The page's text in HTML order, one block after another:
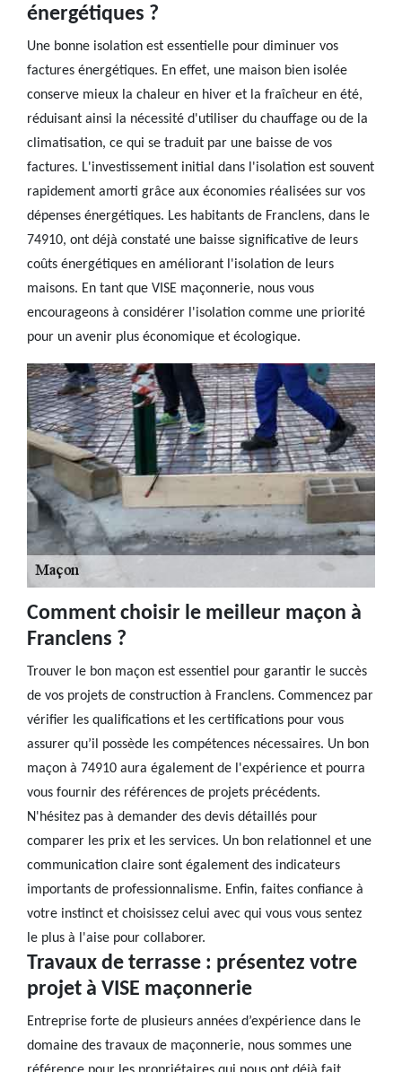
énergétiques ?
Une bonne isolation est essentielle pour diminuer vos
factures énergétiques. En effet, une maison bien isolée
conserve mieux la chaleur en hiver et la fraîcheur en été,
réduisant ainsi la nécessité d'utiliser du chauffage ou de la
climatisation, ce qui se traduit par une baisse de vos
factures. L'investissement initial dans l'isolation est souvent
rapidement amorti grâce aux économies réalisées sur vos
dépenses énergétiques. Les habitants de Franclens, dans le
74910, ont déjà constaté une baisse significative de leurs
coûts énergétiques en améliorant l'isolation de leurs
maisons. En tant que VISE maçonnerie, nous vous
encourageons à considérer l'isolation comme une priorité
pour un avenir plus économique et écologique.
Comment choisir le meilleur maçon à
Franclens ?
Trouver le bon maçon est essentiel pour garantir le succès
de vos projets de construction à Franclens. Commencez par
vérifier les qualifications et les certifications pour vous
assurer qu’il possède les compétences nécessaires. Un bon
maçon à 74910 aura également de l'expérience et pourra
vous fournir des références de projets précédents.
N'hésitez pas à demander des devis détaillés pour
comparer les prix et les services. Un bon relationnel et une
communication claire sont également des indicateurs
importants de professionnalisme. Enfin, faites confiance à
votre instinct et choisissez celui avec qui vous vous sentez
le plus à l'aise pour collaborer.
Travaux de terrasse : présentez votre
projet à VISE maçonnerie
Entreprise forte de plusieurs années d’expérience dans le
domaine des travaux de maçonnerie, nous sommes une